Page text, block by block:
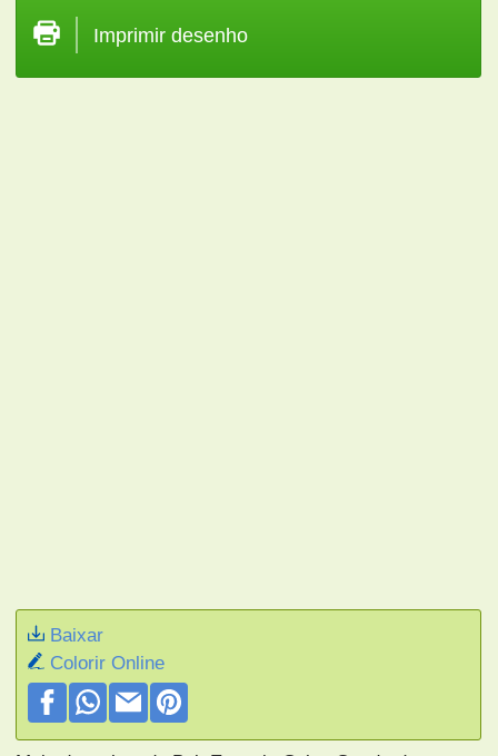
Imprimir desenho
Baixar
Colorir Online